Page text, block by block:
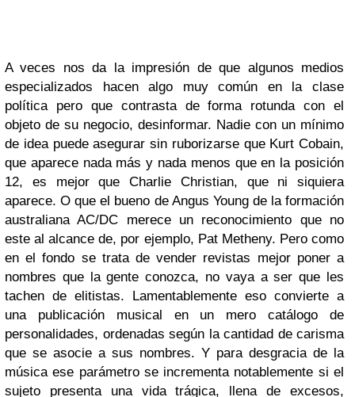
A veces nos da la impresión de que algunos medios
especializados hacen algo muy común en la clase
política pero que contrasta de forma rotunda con el
objeto de su negocio, desinformar. Nadie con un mínimo
de idea puede asegurar sin ruborizarse que Kurt Cobain,
que aparece nada más y nada menos que en la posición
12, es mejor que Charlie Christian, que ni siquiera
aparece. O que el bueno de Angus Youngde la formación
australianaAC/DC merece un reconocimiento que no
este al alcance de, por ejemplo, Pat Metheny. Pero como
en el fondo se trata de vender revistas mejor poner a
nombres que la gente conozca, no vaya a ser que les
tachen de elitistas. Lamentablemente eso convierte a
una publicación musical en un mero catálogo de
personalidades, ordenadas según la cantidad de carisma
que se asocie a sus nombres. Y para desgracia de la
música ese parámetro se incrementa notablemente si el
sujeto presenta una vida trágica, llena de excesos,